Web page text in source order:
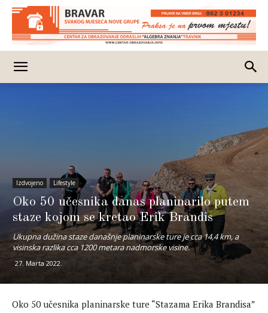
Izdvojeno Lifestyle
Oko 50 učesnika danas planinarilo putem
staze kojom se kretao Erik Brandis
Ukupna dužina staze današnje planinarske ture je cca 14,4 km, a
visinska razlika cca 1200 metara nadmorske visine.
27. Marta 2022.
Oko 50 učesnika planinarske ture “Stazama Erika Brandisa”